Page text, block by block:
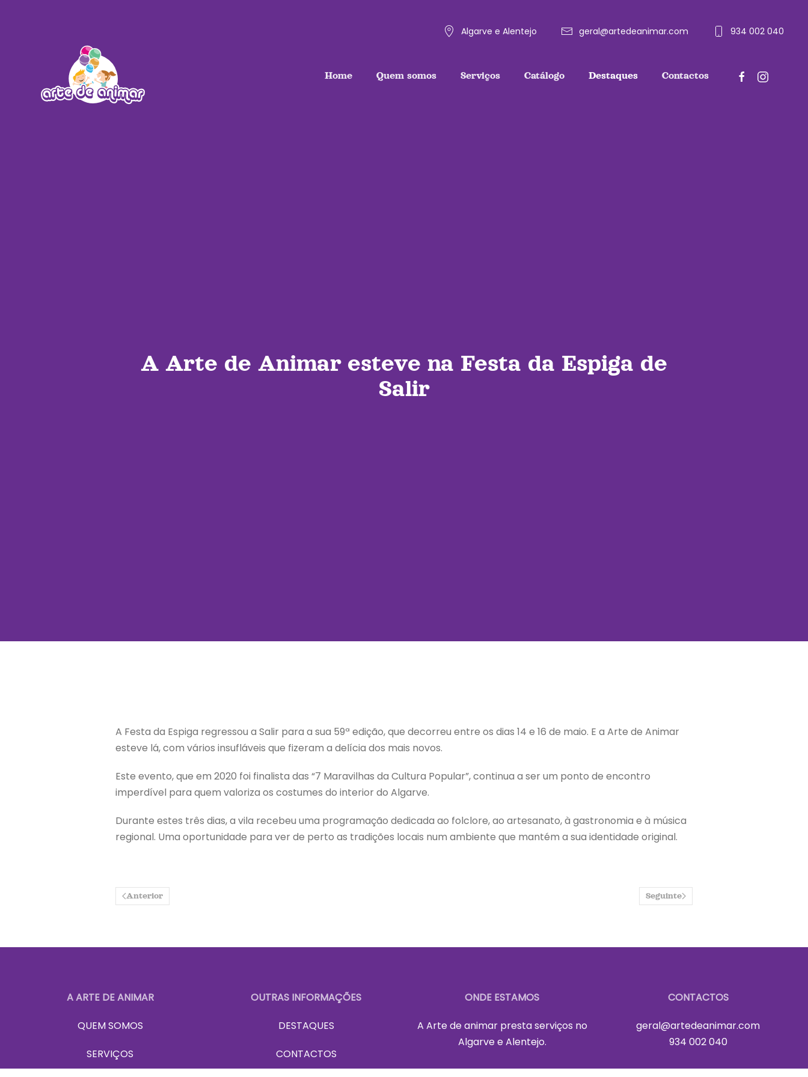
Algarve e Alentejo geral@artedeanimar.com 934 002 040
Home Quem somos Serviços Catálogo Destaques Contactos
A Arte de Animar esteve na Festa da Espiga de
Salir
A Festa da Espiga regressou a Salir para a sua 59ª edição, que decorreu entre os dias 14 e 16 de maio. E a Arte de Animar
esteve lá, com vários insufláveis que fizeram a delícia dos mais novos.
Este evento, que em 2020 foi finalista das “7 Maravilhas da Cultura Popular”, continua a ser um ponto de encontro
imperdível para quem valoriza os costumes do interior do Algarve.
Durante estes três dias, a vila recebeu uma programação dedicada ao folclore, ao artesanato, à gastronomia e à música
regional. Uma oportunidade para ver de perto as tradições locais num ambiente que mantém a sua identidade original.
Anterior Seguinte
A ARTE DE ANIMAR
QUEM SOMOS
SERVIÇOS
OUTRAS INFORMAÇÕES
DESTAQUES
CONTACTOS
ONDE ESTAMOS
A Arte de animar presta serviços no
Algarve e Alentejo.
CONTACTOS
geral@artedeanimar.com
934 002 040